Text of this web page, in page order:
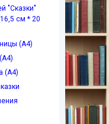
"Сказки"
см * 20
(А4)
(А4)